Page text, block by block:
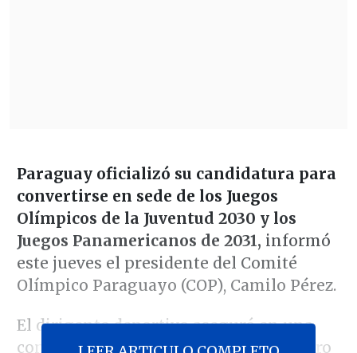
Paraguay oficializó su candidatura para
convertirse en sede de los Juegos
Olímpicos de la Juventud 2030 y los
Juegos Panamericanos de 2031, informó
este jueves el presidente del Comité
Olímpico Paraguayo (COP), Camilo Pérez.
El dirigente deportivo aseguró en una
conferencia de prensa que el 31 de enero